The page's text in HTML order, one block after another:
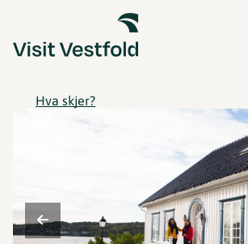
Hva skjer?